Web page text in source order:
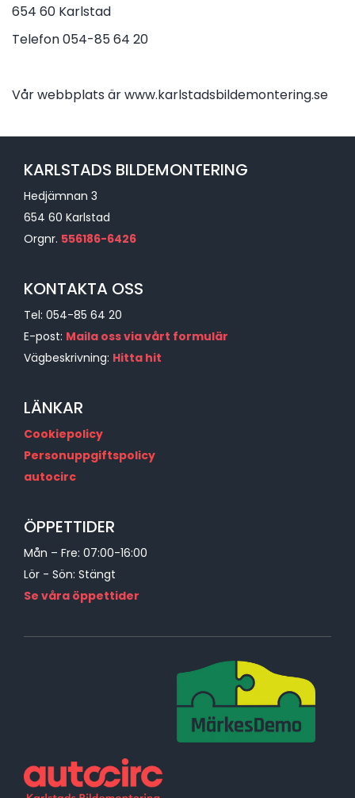
654 60 Karlstad
Telefon054-85 64 20
Vår webbplats är www.karlstadsbildemontering.se
KARLSTADS BILDEMONTERING
Hedjämnan 3
654 60 Karlstad
Orgnr. 556186-6426
KONTAKTA OSS
Tel: 054-85 64 20
E-post: Maila oss via vårt formulär
Vägbeskrivning: Hitta hit
LÄNKAR
Cookiepolicy
Personuppgiftspolicy
autocirc
ÖPPETTIDER
Mån – Fre: 07:00-16:00
Lör - Sön: Stängt
Se våra öppettider